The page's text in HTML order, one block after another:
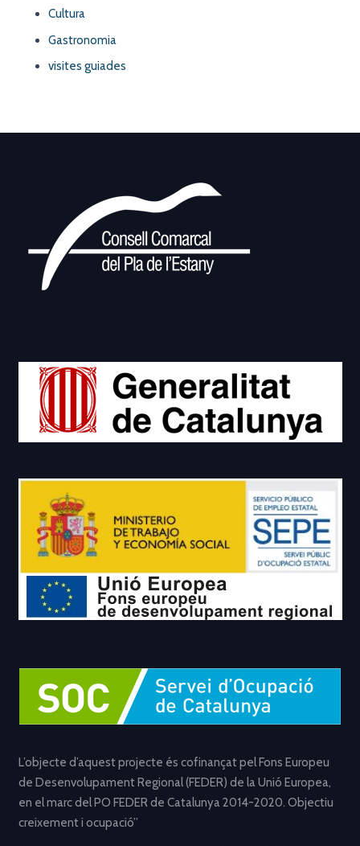
Cultura
Gastronomia
visites guiades
L’objecte d’aquest projecte és cofinançat pel Fons Europeu
de Desenvolupament Regional (FEDER) de la Unió Europea,
en el marc del PO FEDER de Catalunya 2014-2020. Objectiu
creixement i ocupació”